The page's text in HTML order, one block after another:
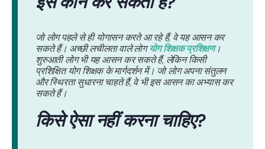
जो लोग पहले से ही योगासन करते आ रहे हैं, वे यह आसन कर
सकते हैं। अच्छी लचीलता वाले लोगयोग शिक्षक प्रशिक्षण।
शुरुआती लोग भी यह आसन कर सकते हैं, लेकिन किसी
प्रशिक्षित योग शिक्षक के मार्गदर्शन में। जो लोग अपना संतुलन
और स्थिरता सुधारना चाहते हैं, वे भी इस आसन का अभ्यास कर
सकते हैं।
किसे ऐसा नहीं करना चाहिए?